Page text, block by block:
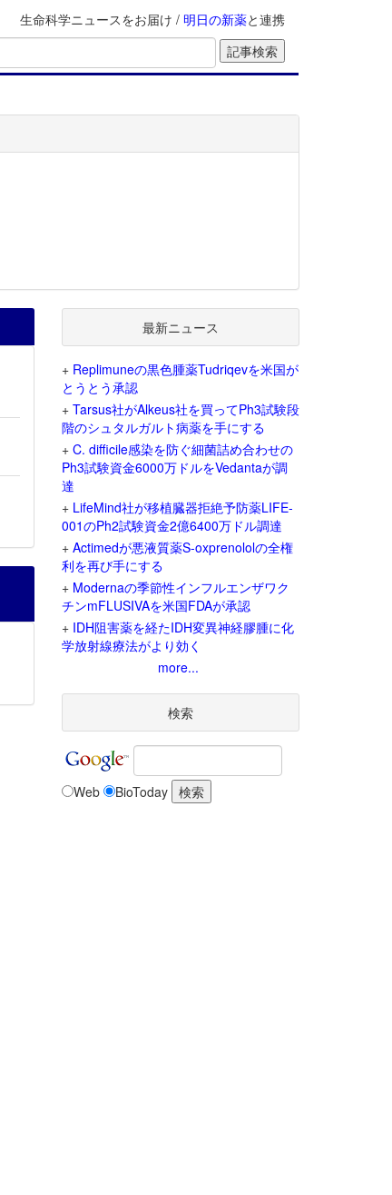
生命科学ニュースをお届け / 明日の新薬と連携
最新ニュース
+ Replimuneの黒色腫薬Tudriqevを米国が
とうとう承認
+ Tarsus社がAlkeus社を買ってPh3試験段
階のシュタルガルト病薬を手にする
+ C. difficile感染を防ぐ細菌詰め合わせの
Ph3試験資金6000万ドルをVedantaが調
達
+ LifeMind社が移植臓器拒絶予防薬LIFE-
001のPh2試験資金2億6400万ドル調達
+ Actimedが悪液質薬S-oxprenololの全権
利を再び手にする
+ Modernaの季節性インフルエンザワク
チンmFLUSIVAを米国FDAが承認
+ IDH阻害薬を経たIDH変異神経膠腫に化
学放射線療法がより効く
more...
検索
Web BioToday